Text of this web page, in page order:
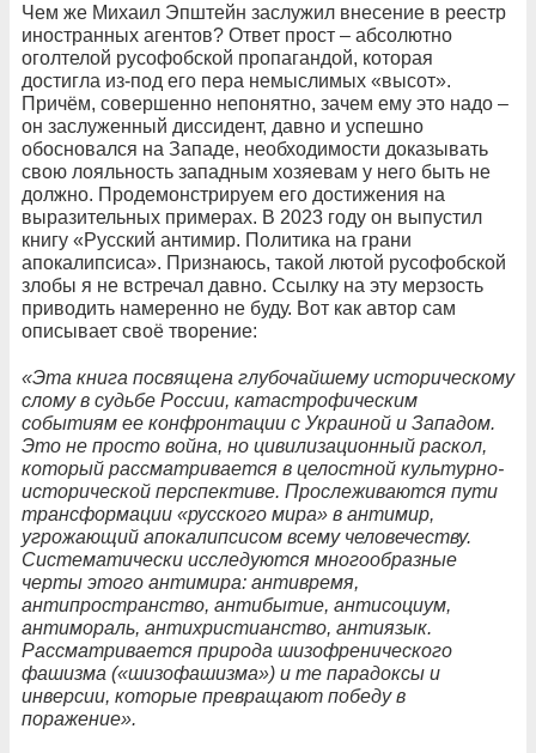
Чем же Михаил Эпштейн заслужил внесение в реестр
иностранных агентов? Ответ прост – абсолютно
оголтелой русофобской пропагандой, которая
достигла из-под его пера немыслимых «высот».
Причём, совершенно непонятно, зачем ему это надо –
он заслуженный диссидент, давно и успешно
обосновался на Западе, необходимости доказывать
свою лояльность западным хозяевам у него быть не
должно. Продемонстрируем его достижения на
выразительных примерах. В 2023 году он выпустил
книгу «Русский антимир. Политика на грани
апокалипсиса». Признаюсь, такой лютой русофобской
злобы я не встречал давно. Ссылку на эту мерзость
приводить намеренно не буду. Вот как автор сам
описывает своё творение:
«Эта книга посвящена глубочайшему историческому
слому в судьбе России, катастрофическим
событиям ее конфронтации с Украиной и Западом.
Это не просто война, но цивилизационный раскол,
который рассматривается в целостной культурно-
исторической перспективе. Прослеживаются пути
трансформации «русского мира» в антимир,
угрожающий апокалипсисом всему человечеству.
Систематически исследуются многообразные
черты этого антимира: антивремя,
антипространство, антибытие, антисоциум,
антимораль, антихристианство, антиязык.
Рассматривается природа шизофренического
фашизма («шизофашизма») и те парадоксы и
инверсии, которые превращают победу в
поражение».